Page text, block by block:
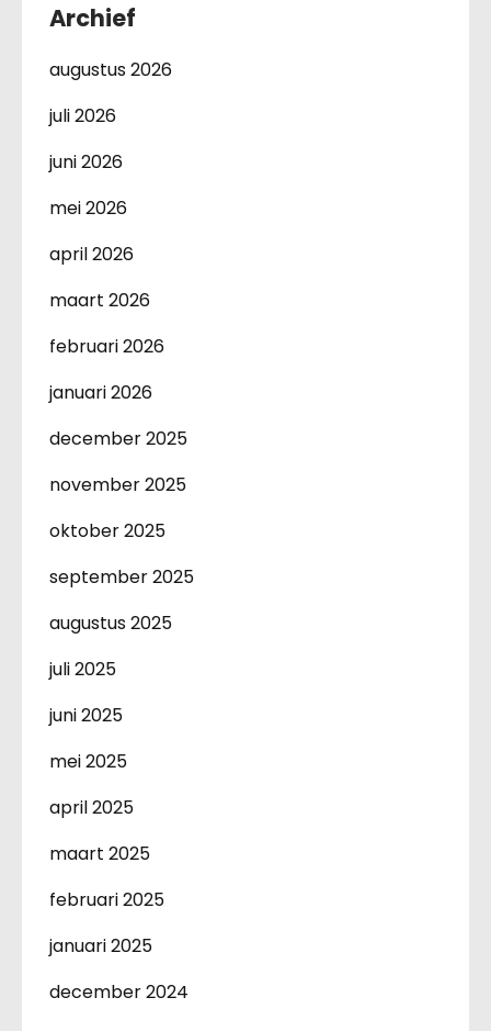
Archief
augustus 2026
juli 2026
juni 2026
mei 2026
april 2026
maart 2026
februari 2026
januari 2026
december 2025
november 2025
oktober 2025
september 2025
augustus 2025
juli 2025
juni 2025
mei 2025
april 2025
maart 2025
februari 2025
januari 2025
december 2024